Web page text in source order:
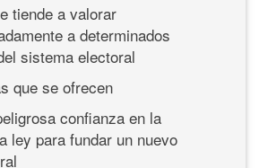
tiende a valorar
a determinados
sistema electoral
que se ofrecen
confianza en la
ley para fundar un nuevo